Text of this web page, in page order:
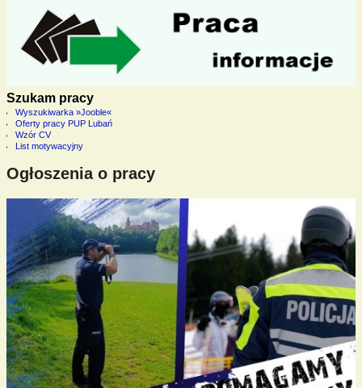
Szukam pracy
Wyszukiwarka »Jooble«
Oferty pracy PUP Lubań
Wzór CV
List motywacyjny
Ogłoszenia o pracy